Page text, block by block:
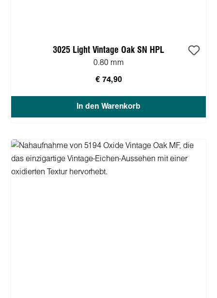
3025 Light Vintage Oak SN HPL
0.80 mm
€ 74,90
In den Warenkorb